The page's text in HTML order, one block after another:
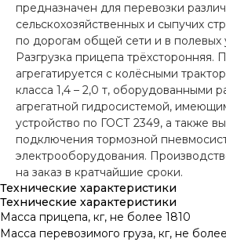
предназначен для перевозки
сельскохозяйственных и сыпучих
по дорогам общей сети и в полевых
Разгрузка прицепа трёхсторонняя.
агрегатируется с колёсными
класса 1,4 – 2,0 т, оборудованными
агрегатной гидросистемой,
устройство по ГОСТ 2349, а также
подключения тормозной
электрооборудования.
на заказ в кратчайшие сроки.
Технические характеристики
Технические характеристики
Масса прицепа, кг, не более 1810
Масса перевозимого груза, кг, не